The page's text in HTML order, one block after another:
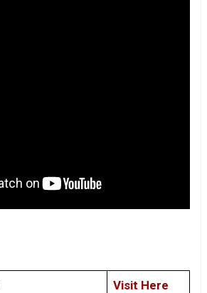
Visit Here